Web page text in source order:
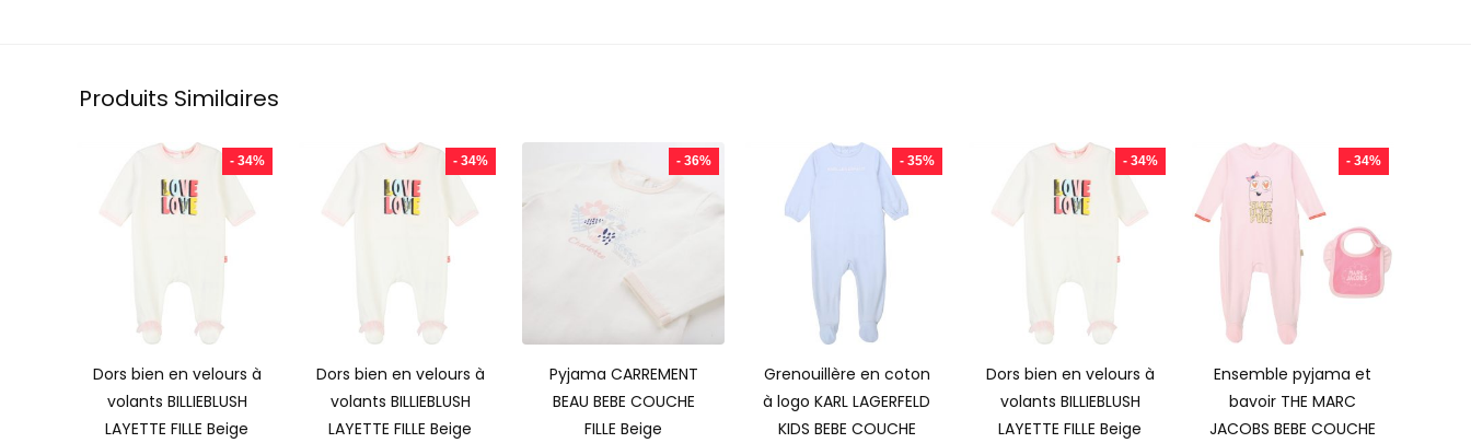
Produits Similaires
- 34%
Dors bien en velours à
volants BILLIEBLUSH
LAYETTE FILLE Beige
- 34%
Dors bien en velours à
volants BILLIEBLUSH
LAYETTE FILLE Beige
- 36%
Pyjama CARREMENT
BEAU BEBE COUCHE
FILLE Beige
- 35%
Grenouillère en coton
à logo KARL LAGERFELD
KIDS BEBE COUCHE
- 34%
Dors bien en velours à
volants BILLIEBLUSH
LAYETTE FILLE Beige
- 34%
Ensemble pyjama et
bavoir THE MARC
JACOBS BEBE COUCHE